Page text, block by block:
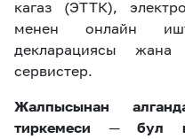
кагаз (ЭТТК),
менен онлайн
декларациясы
сервистер.
Жалпысынан
тиркемеси ─ бул